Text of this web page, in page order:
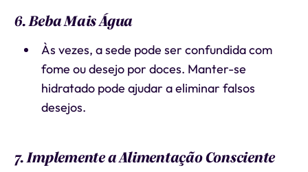
6. Beba Mais Água
Às vezes, a sede pode ser confundida com
fome ou desejo por doces. Manter-se
hidratado pode ajudar a eliminar falsos
desejos.
7. Implemente a Alimentação Consciente